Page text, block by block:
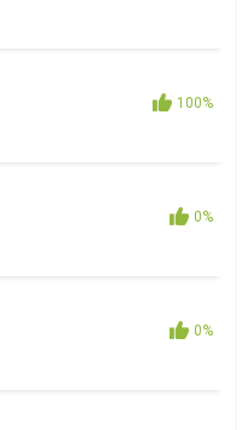
100%
0%
0%